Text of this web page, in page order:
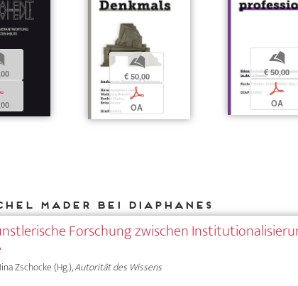
b
€ 50,00
p
OA
b
€ 50,00
p
OA
Mader bei DIAPHANES
Forschung zwischen
Zschocke (Hg.),Autorität des Wissens